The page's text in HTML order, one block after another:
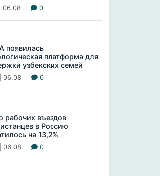
06.08 0
появилась
платформа для
узбекских семей
06.08 0
рабочих въездов
в Россию
на 13,2%
06.08 0